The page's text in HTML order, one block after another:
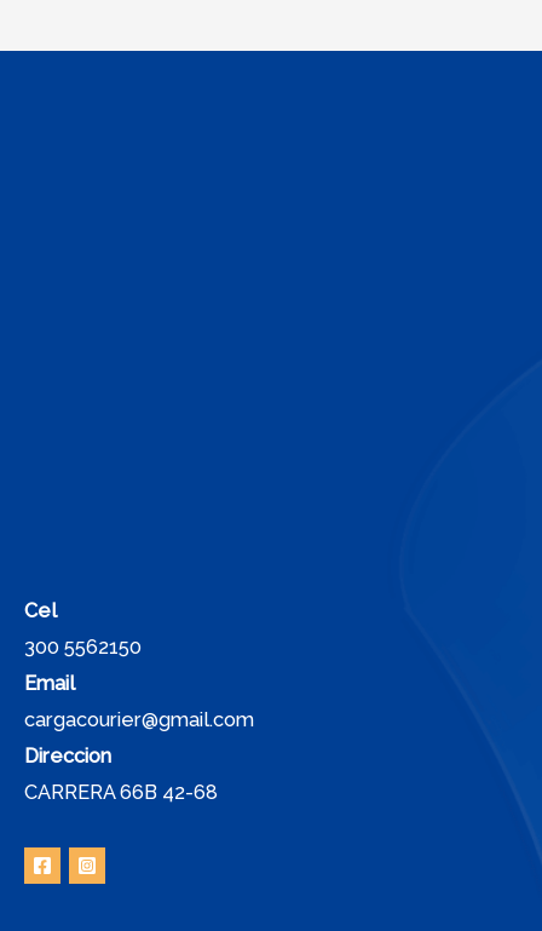
Cel
300 5562150
Email
cargacourier@gmail.com
Direccion
CARRERA 66B 42-68